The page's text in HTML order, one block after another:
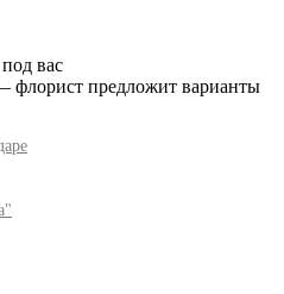
вас
флорист предложит варианты